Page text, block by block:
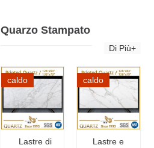
Quarzo Stampato
Di Più+
caldo
Lastre di
caldo
Lastre e